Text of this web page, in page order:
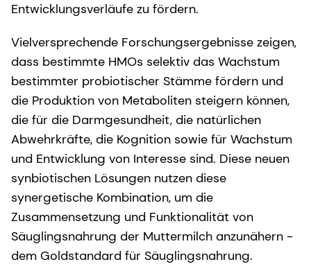
Entwicklungsverläufe zu fördern.
Vielversprechende Forschungsergebnisse zeigen,
dass bestimmte HMOs selektiv das Wachstum
bestimmter probiotischer Stämme fördern und
die Produktion von Metaboliten steigern können,
die für die Darmgesundheit, die natürlichen
Abwehrkräfte, die Kognition sowie für Wachstum
und Entwicklung von Interesse sind. Diese neuen
synbiotischen Lösungen nutzen diese
synergetische Kombination, um die
Zusammensetzung und Funktionalität von
Säuglingsnahrung der Muttermilch anzunähern -
dem Goldstandard für Säuglingsnahrung.